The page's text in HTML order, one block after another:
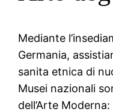
Mediante
Germania,
sanita etnica di
Musei nazionali
dell’Arte